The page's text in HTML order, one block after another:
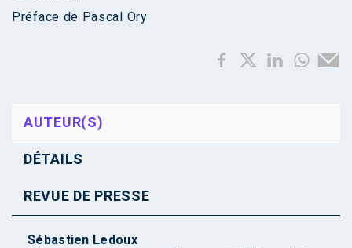
Préface de Pascal Ory
AUTEUR(S)
DÉTAILS
REVUE DE PRESSE
Sébastien Ledoux